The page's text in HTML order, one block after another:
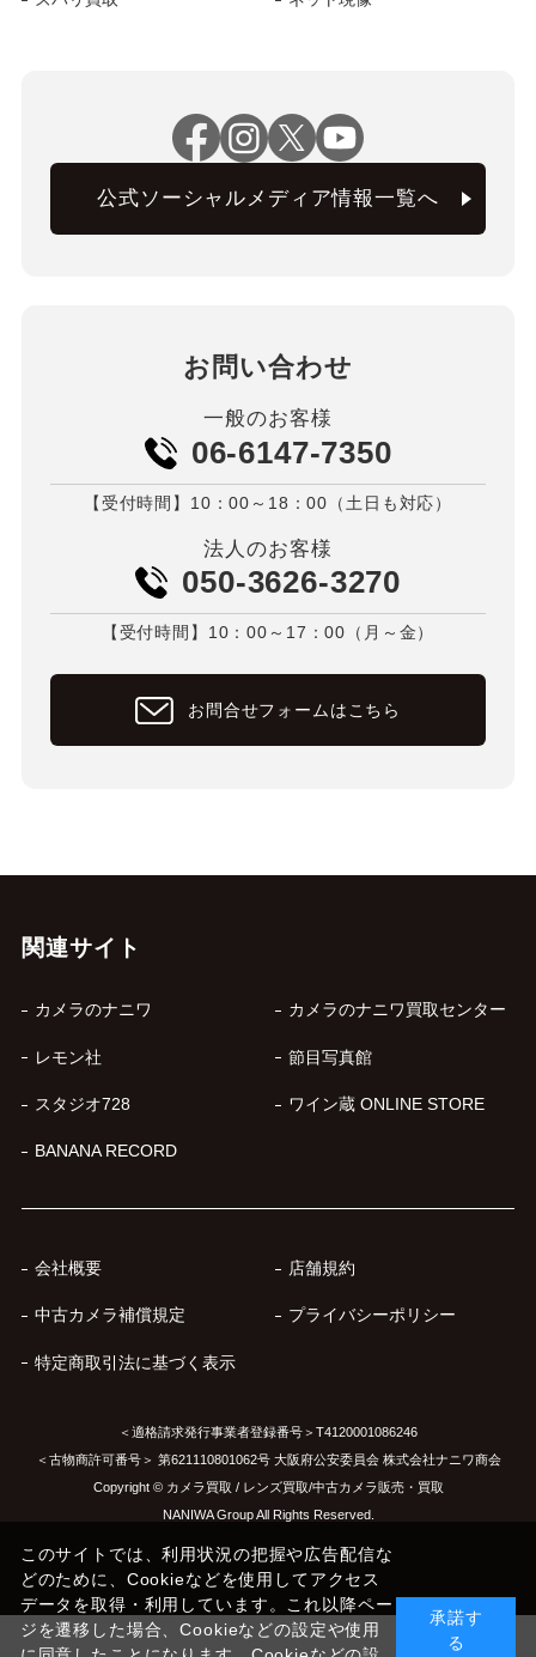
公式ソーシャルメディア情報一覧へ
お問い合わせ
一般のお客様
06-6147-7350
【受付時間】10：00～18：00（土日も対応）
法人のお客様
050-3626-3270
【受付時間】10：00～17：00（月～金）
お問合せフォームはこちら
関連サイト
カメラのナニワ カメラのナニワ買取センター
レモン社 節目写真館
スタジオ728 ワイン蔵 ONLINE STORE
BANANA RECORD
会社概要 店舗規約
中古カメラ補償規定 プライバシーポリシー
特定商取引法に基づく表示
＜適格請求発行事業者登録番号＞T4120001086246
＜古物商許可番号＞ 第621110801062号 大阪府公安委員会 株式会社ナニワ商会
Copyright © カメラ買取 / レンズ買取/中古カメラ販売・買取
NANIWA Group All Rights Reserved.
このサイトでは、利用状況の把握や広告配信な
どのために、Cookieなどを使用してアクセス
データを取得・利用しています。これ以降ペー
ジを遷移した場合、Cookieなどの設定や使用
承諾す
る